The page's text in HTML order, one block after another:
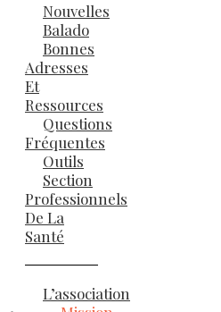
Nouvelles
Balado
Bonnes
Adresses
Et
Ressources
Questions
Fréquentes
Outils
Section
Professionnels
De La
Santé
L’association